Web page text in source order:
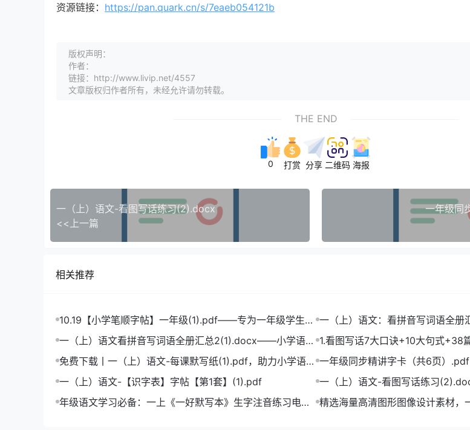
资源链接： https://pan.quark.cn/s/7eaeb054121b
版权声明：
作者：
链接：http://www.livip.net/4557
文章版权归作者所有，未经允许请勿转载。
THE END
0 打赏 分享 二维码 海报
一（上）语文-看图写话练习(2).docx
<<上一篇
一年级同
相关推荐
10.19【小学笔顺字帖】一年级(1).pdf——专为一年级学生打
造的笔顺练习宝典
一（上）语文：看拼音写词语全册
一（上）语文看拼音写词语全册汇总2(1).docx——小学语文
拼音学习的必备利器
1.看图写话7大口诀+10大句式+38
免费下载丨一（上）语文-每课默写纸(1).pdf，助力小学语文
成绩飞跃
一年级同步精讲字卡（共6页）.pdf
一（上）语文-【识字表】字帖【第1套】(1).pdf
一（上）语文-看图写话练习
年级语文学习必备：一上《一好默写本》生字注音练习电子
精选海量高清图形图像设计素材，